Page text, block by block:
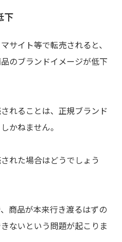
下
サイト等で転売されると、
のブランドイメージが低下
れることは、正規ブランド
かねません。
れた場合はどうでしょう
商品が本来行き渡るはずの
ないという問題が起こりま